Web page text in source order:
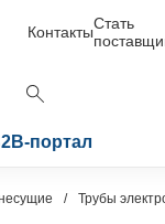
КонтактыСтать
портал
Трубы